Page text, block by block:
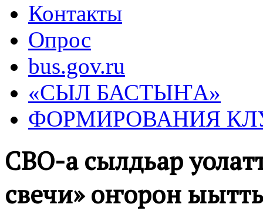
Контакты
Опрос
bus.gov.ru
«СЫЛ БАСТЫҤА»
ФОРМИРОВАНИЯ
СВО-ҕа сылдьар
свечи» оҥорон